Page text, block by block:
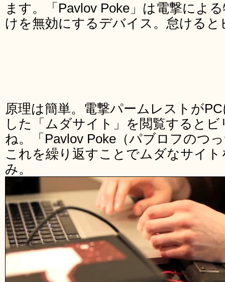
ます。「Pavlov Poke」は電撃によ
けを無効にするデバイス。怠ける
原理は簡単。電撃パームレストが
した「ムダサイト」を閲覧すると
ね。「Pavlov Poke（パブロフのつ
これを繰り返すことでムダなサイ
み。